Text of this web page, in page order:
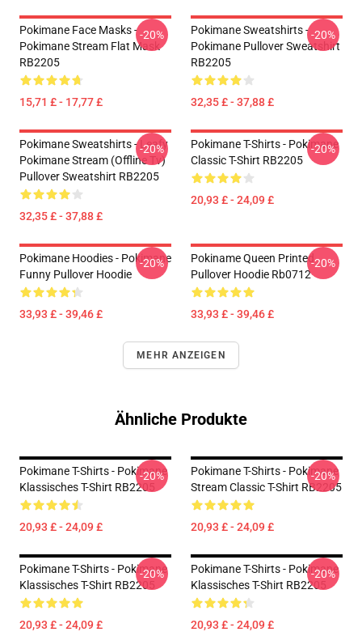
Pokimane Face Masks -
Pokimane Stream Flat Mask
RB2205
15,71 £ - 17,77 £
-20%
Pokimane Sweatshirts -
Pokimane Pullover Sweatshirt
RB2205
32,35 £ - 37,88 £
-20%
Pokimane Sweatshirts - Leafy
Pokimane Stream (Offline Tv)
Pullover Sweatshirt RB2205
32,35 £ - 37,88 £
-20%
Pokimane T-Shirts - Pokimane
Classic T-Shirt RB2205
20,93 £ - 24,09 £
-20%
Pokimane Hoodies - Pokimane
Funny Pullover Hoodie
33,93 £ - 39,46 £
-20%
Pokiname Queen Printed
Pullover Hoodie Rb0712
33,93 £ - 39,46 £
-20%
MEHR ANZEIGEN
Ähnliche Produkte
Pokimane T-Shirts - Pokimane
Klassisches T-Shirt RB2205
20,93 £ - 24,09 £
-20%
Pokimane T-Shirts - Pokimane
Stream Classic T-Shirt RB2205
20,93 £ - 24,09 £
-20%
Pokimane T-Shirts - Pokimane
Klassisches T-Shirt RB2205
20,93 £ - 24,09 £
-20%
Pokimane T-Shirts - Pokimane
Klassisches T-Shirt RB2205
20,93 £ - 24,09 £
-20%